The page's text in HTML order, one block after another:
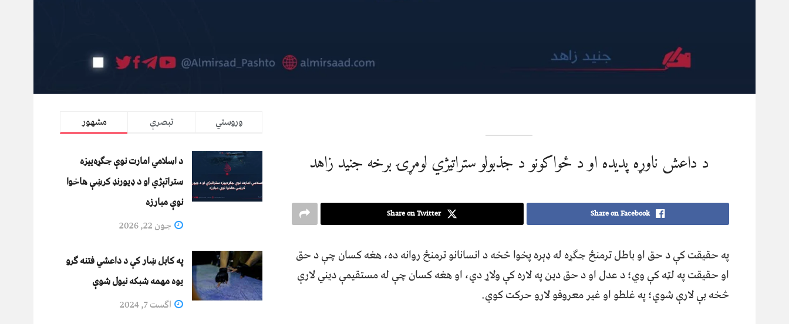
د داعش ناوړه پديده او د ځواکونو د جذبولو ستراتیژي لومړۍ برخه جنید زاهد
Share on Facebook
Share on Twitter
په حقیقت کې د حق او باطل ترمنځ جګړه له ډېره پخوا څخه د انسانانو ترمنځ روانه ده، هغه کسان چې د حق
او حقیقت په لټه کې وي؛ د عدل او د حق دین په لاره کې ولاړ دي، او هغه کسان چې له مستقیمې دیني لارې
څخه بې لارې شوي؛ په غلطو او غیر معروفو لارو حرکت کوي.
مشهور تبصرې وروستي
د اسلامي امارت نوې جګړه‌ییزه
ستراتېژي او د ډیورنډ کرښې هاخوا
نوې مبارزه
جون 22, 2026
په کابل ښار کې د داعشي فتنه ګرو
يوه مهمه شبکه نيول شوې
اگست 7, 2024